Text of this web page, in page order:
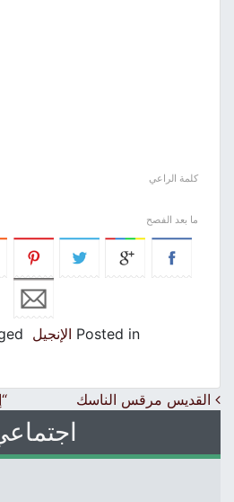
كلمة الراعي
ما بعد الفصح
Posted in الإنجيل
Post navigation
القديس مرقس الناسك
اجتماعي